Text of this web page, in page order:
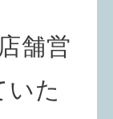
舗営
いた